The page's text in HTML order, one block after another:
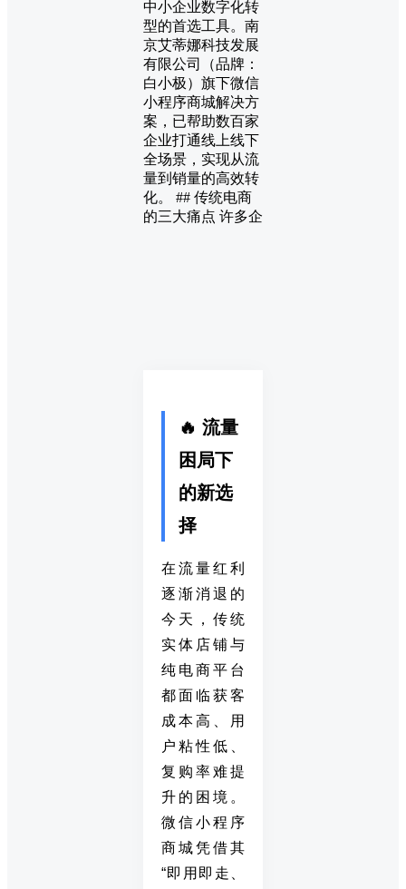
中小企业数字化转
型的首选工具。南
京艾蒂娜科技发展
有限公司（品牌：
白小极）旗下微信
小程序商城解决方
案，已帮助数百家
企业打通线上线下
全场景，实现从流
量到销量的高效转
化。 ## 传统电商
的三大痛点 许多企
🔥 流量
困局下
的新选
择
在流量红利
逐渐消退的
今天，传统
实体店铺与
纯电商平台
都面临获客
成本高、用
户粘性低、
复购率难提
升的困境。
微信小程序
商城凭借其
“即用即走、